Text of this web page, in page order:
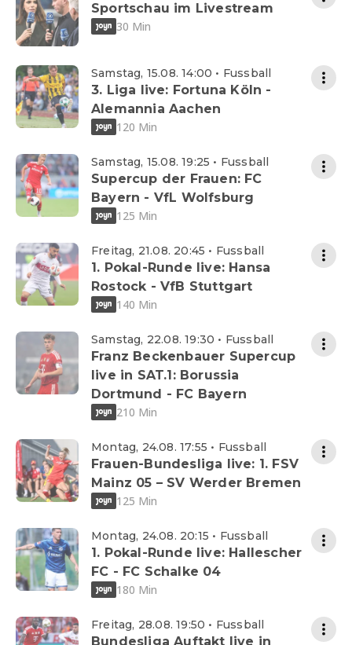
Sportschau im Livestream
30 Min
Samstag, 15.08. 14:00 • Fussball
3. Liga live: Fortuna Köln -
Alemannia Aachen
120 Min
Samstag, 15.08. 19:25 • Fussball
Supercup der Frauen: FC
Bayern - VfL Wolfsburg
125 Min
Freitag, 21.08. 20:45 • Fussball
1. Pokal-Runde live: Hansa
Rostock - VfB Stuttgart
140 Min
Samstag, 22.08. 19:30 • Fussball
Franz Beckenbauer Supercup
live in SAT.1: Borussia
Dortmund - FC Bayern
210 Min
Montag, 24.08. 17:55 • Fussball
Frauen-Bundesliga live: 1. FSV
Mainz 05 – SV Werder Bremen
125 Min
Montag, 24.08. 20:15 • Fussball
1. Pokal-Runde live: Hallescher
FC - FC Schalke 04
180 Min
Freitag, 28.08. 19:50 • Fussball
Bundesliga Auftakt live in